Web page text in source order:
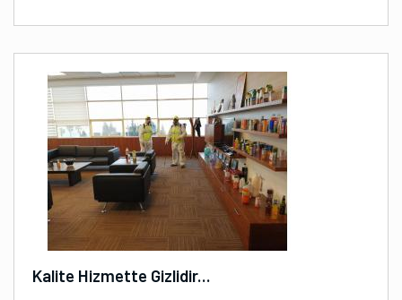
Kalite Hizmette Gizlidir...